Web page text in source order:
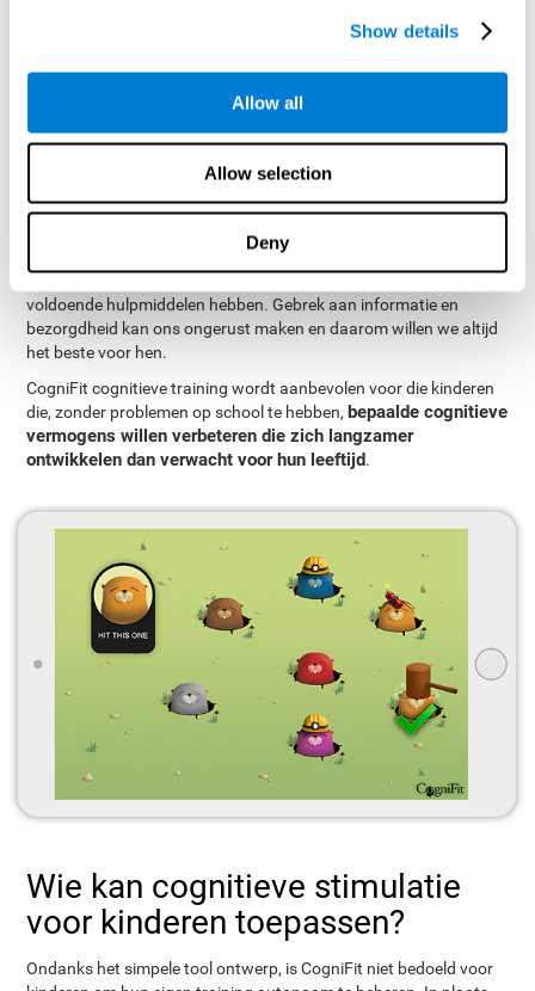
Show details
Allow all
Allow selection
Deny
Voor wie zijn CogniFit
cognitieve stimulatie tools
De kindertijd van een kind is vaak een moeilijke en verontrustende
tijd voor zijn of haar ouders: complicaties, ziekten en stoornissen
voldoende hulpmiddelen hebben. Gebrek aan informatie en
bezorgdheid kan ons ongerust maken en daarom willen we altijd
het beste voor hen.
CogniFit cognitieve training wordt aanbevolen voor die kinderen
die, zonder problemen op school te hebben, bepaalde cognitieve
vermogens willen verbeteren die zich langzamer
ontwikkelen dan verwacht voor hun leeftijd.
Wie kan cognitieve stimulatie
voor kinderen toepassen?
Ondanks het simpele tool ontwerp, is CogniFit niet bedoeld voor